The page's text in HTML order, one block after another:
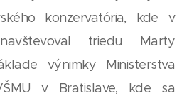
konzervatória, kde v
triedu Marty
výnimky Ministerstva
v Bratislave, kde sa